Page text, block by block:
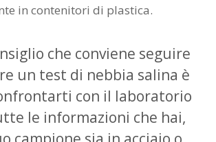
in contenitori di plastica.
che conviene seguire
un test di nebbia salina è
con il laboratorio
le informazioni che hai,